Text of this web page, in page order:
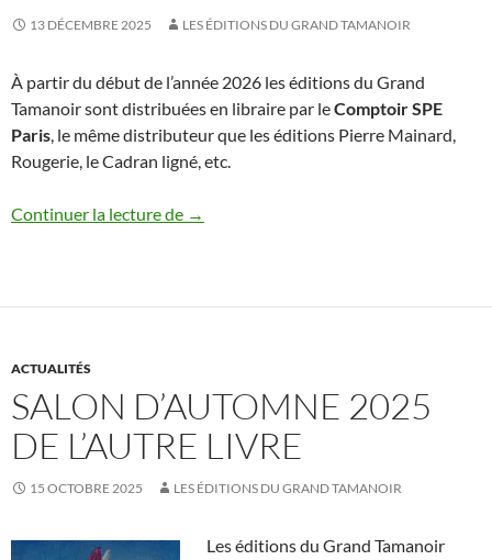
13 DÉCEMBRE 2025 LES ÉDITIONS DU GRAND TAMANOIR
À partir du début de l’année 2026 les éditions du Grand
Tamanoir sont distribuées en libraire par leComptoir SPE
Paris, le même distributeur que les éditions Pierre Mainard,
Rougerie, le Cadran ligné, etc.
Continuer la lecture de Les éditions du Grand Tamanoir
→
ACTUALITÉS
SALON D’AUTOMNE 2025
DE L’AUTRE LIVRE
15 OCTOBRE 2025 LES ÉDITIONS DU GRAND TAMANOIR
Les éditions du Grand Tamanoir